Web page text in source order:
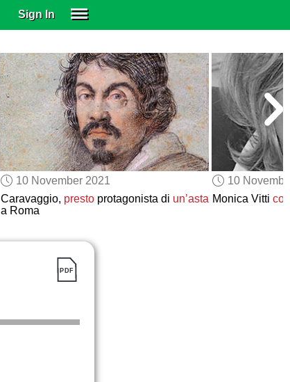
Sign In
SUBSCRIBE
EDUCATIONAL LICENSES
GIFT CARDS
OTHER LANGUAGES
ABOUT US
ALEXA
ADJUST COLORS
10 November 2021
Caravaggio, prestoprotagonista di un’asta
a Roma
10
Monica Vitti